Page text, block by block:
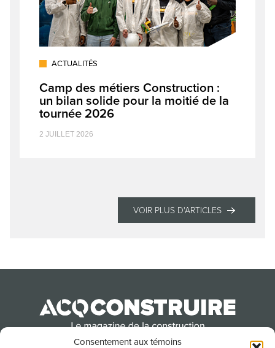
Consentement aux témoins
ACTUALITÉS
Camp des métiers Construction :
un bilan solide pour la moitié de la
tournée 2026
2 JUILLET 2026
VOIR PLUS D'ARTICLES